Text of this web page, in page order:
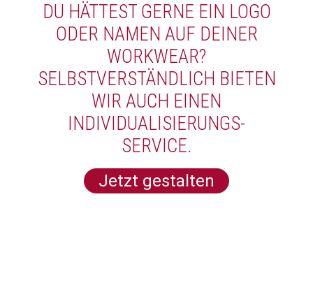
DU HÄTTEST GERNE EIN LOGO
ODER NAMEN AUF DEINER
WORKWEAR?
SELBSTVERSTÄNDLICH BIETEN
WIR AUCH EINEN
INDIVIDUALISIERUNGS-
SERVICE.
Jetzt gestalten